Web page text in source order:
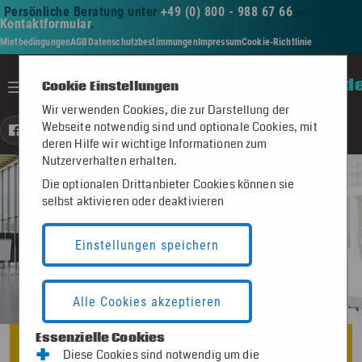
Cookie Einstellungen
Wir verwenden Cookies, die zur Darstellung der
Webseite notwendig sind und optionale Cookies, mit
deren Hilfe wir wichtige Informationen zum
Nutzerverhalten erhalten.
Die optionalen Drittanbieter Cookies können sie
selbst aktivieren oder deaktivieren
Einstellungen speichern
Alle Cookies akzeptieren
Essenzielle Cookies
+
Diese Cookies sind notwendig um die
Persönliche Beratung unter +49 (0) 800 - 988 67 66
Kontaktformular.
MietbedingungenAGBDatenschutzbestimmungenImpressumCookie-Richtlinie
Toggle navigationpinwand - mieten -
https://www.facebook.com/pinwandmieten/
https://www.instagram.com/pinwand.mieten.de/
https://www.linkedin.com/company/112033776
https://www.youtube.com/@pinwand-mieten
Willkommen auf
pinwand - mieten -